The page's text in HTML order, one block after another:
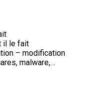
il le fait
– modification
malware,…